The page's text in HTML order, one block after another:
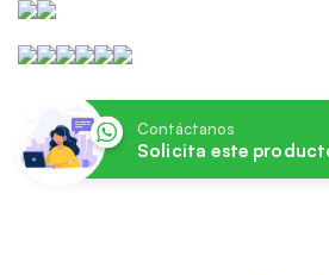
Contáctanos
Solicita este